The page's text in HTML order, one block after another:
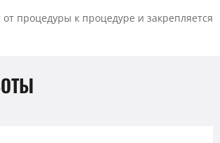
процедуры к процедуре и закрепляется